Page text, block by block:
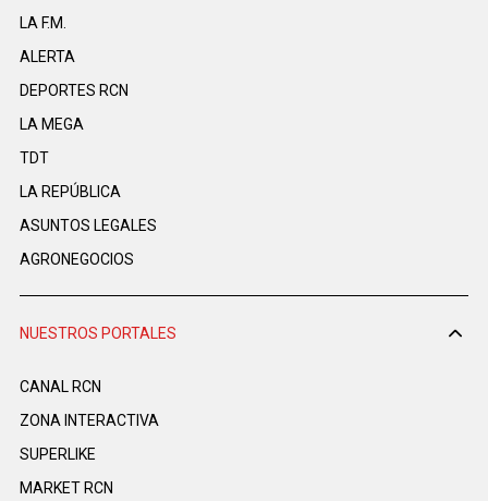
LA F.M.
ALERTA
DEPORTES RCN
LA MEGA
TDT
LA REPÚBLICA
ASUNTOS LEGALES
AGRONEGOCIOS
NUESTROS PORTALES
CANAL RCN
ZONA INTERACTIVA
SUPERLIKE
MARKET RCN